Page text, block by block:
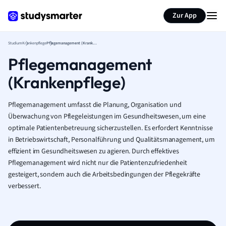
Zur App
StudiumKrankenpflege Pflegemanagement (Krankenpflege)
Pflegemanagement
(Krankenpflege)
Pflegemanagement umfasst die Planung, Organisation und
Überwachung von Pflegeleistungen im Gesundheitswesen, um eine
optimale Patientenbetreuung sicherzustellen. Es erfordert Kenntnisse
in Betriebswirtschaft, Personalführung und Qualitätsmanagement, um
effizient im Gesundheitswesen zu agieren. Durch effektives
Pflegemanagement wird nicht nur die Patientenzufriedenheit
gesteigert, sondern auch die Arbeitsbedingungen der Pflegekräfte
verbessert.